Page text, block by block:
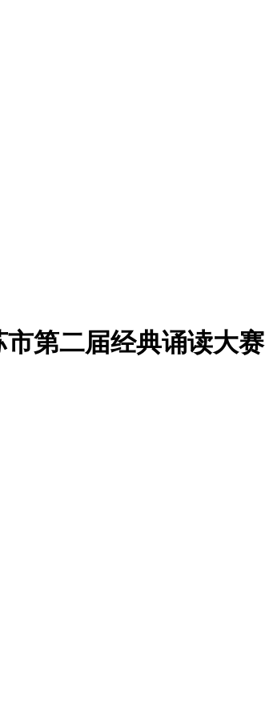
第二届经典诵读大赛